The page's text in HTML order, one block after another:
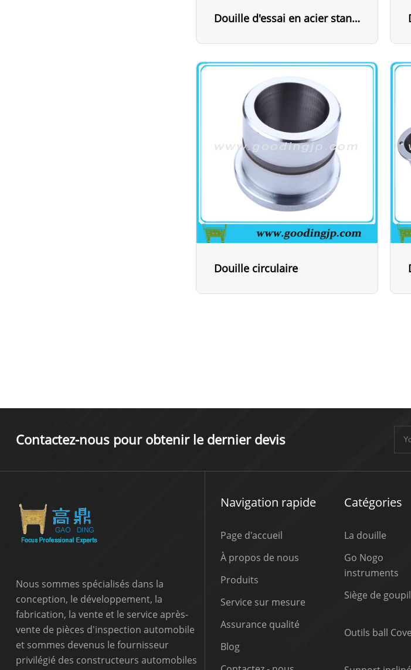
Douille d'essai en acier standard
Douille circulaire
Contactez-nous pour obtenir le dernier devis
Nous sommes spécialisés dans la
conception, le développement, la
fabrication, la vente et le service après-
vente de pièces d'inspection automobile
et sommes devenus le fournisseur
privilégié des constructeurs automobiles
Navigation rapide
Page d'accueil
À propos de nous
Produits
Service sur mesure
Assurance qualité
Blog
Catégories
La douille
Go Nogo
instruments
Siège de
Outils ball